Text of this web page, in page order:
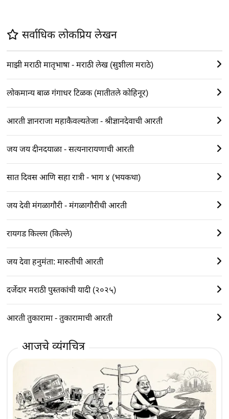
सर्वाधिक लोकप्रिय लेखन
माझी मराठी मातृभाषा - मराठी लेख (सुशीला मराठे)
लोकमान्य बाळ गंगाधर टिळक (मातीतले कोहिनूर)
आरती ज्ञानराजा महाकैवल्यतेजा - श्रीज्ञानदेवाची आरती
जय जय दीनदयाळा - सत्यनारायणाची आरती
सात दिवस आणि सहा रात्री - भाग ४ (भयकथा)
जय देवी मंगळागौरी - मंगळागौरीची आरती
रायगड किल्ला (किल्ले)
जय देवा हनुमंता: मारुतीची आरती
दर्जेदार मराठी पुस्तकांची यादी (२०२५)
आरती तुकारामा - तुकारामाची आरती
आजचे व्यंगचित्र